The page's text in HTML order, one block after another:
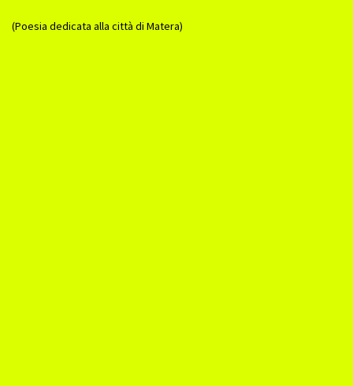
(Poesia dedicata alla città di Matera)